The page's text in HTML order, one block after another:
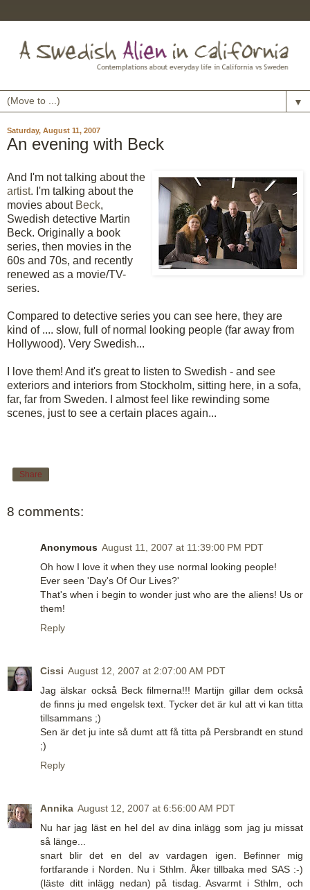
▼
Saturday, August 11, 2007
An evening with Beck
And I'm not talking about the
artist. I'm talking about the
movies about Beck,
Swedish detective Martin
Beck. Originally a book
series, then movies in the
60s and 70s, and recently
renewed as a movie/TV-
series.
Compared to detective series you can see here, they are
kind of .... slow, full of normal looking people (far away from
Hollywood). Very Swedish...
I love them! And it's great to listen to Swedish - and see
exteriors and interiors from Stockholm, sitting here, in a sofa,
far, far from Sweden. I almost feel like rewinding some
scenes, just to see a certain places again...
Share
8 comments:
Anonymous August 11, 2007 at 11:39:00 PM PDT
Oh how I love it when they use normal looking people!
Ever seen 'Day's Of Our Lives?'
That's when i begin to wonder just who are the aliens! Us or
them!
Reply
Cissi August 12, 2007 at 2:07:00 AM PDT
Jag älskar också Beck filmerna!!! Martijn gillar dem också
de finns ju med engelsk text. Tycker det är kul att vi kan titta
tillsammans ;)
Sen är det ju inte så dumt att få titta på Persbrandt en stund
;)
Reply
Annika August 12, 2007 at 6:56:00 AM PDT
Nu har jag läst en hel del av dina inlägg som jag ju missat
så länge...
snart blir det en del av vardagen igen. Befinner mig
fortfarande i Norden. Nu i Sthlm. Åker tillbaka med SAS :-)
(läste ditt inlägg nedan) på tisdag. Asvarmt i Sthlm, och